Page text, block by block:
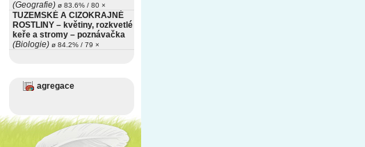
(Geografie) ø 83.6% / 80 ×
TUZEMSKÉ A CIZOKRAJNÉ
ROSTLINY – květiny, rozkvetlé
keře a stromy – poznávačka
(Biologie) ø 84.2% / 79 ×
agregace